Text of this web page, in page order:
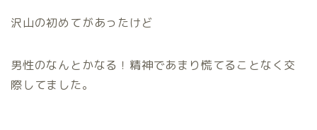
沢山の初めてがあったけど
男性のなんとかなる！精神であまり慌てることなく交
際してました。